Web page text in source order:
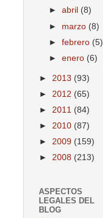
►abril (8)
► marzo (8)
►febrero (5)
►enero (6)
► 2013 (93)
► 2012 (65)
► 2011 (84)
► 2010 (87)
► 2009 (159)
► 2008 (213)
ASPECTOS
LEGALES DEL
BLOG